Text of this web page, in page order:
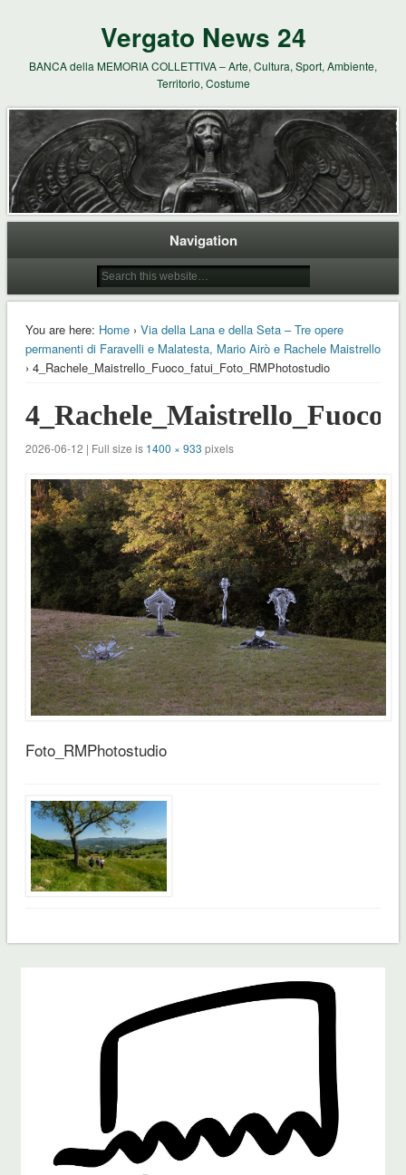
Vergato News 24
BANCA della MEMORIA COLLETTIVA – Arte, Cultura, Sport, Ambiente,
Territorio, Costume
Navigation
You are here: Home› Via della Lana e della Seta – Tre opere
permanenti di Faravelli e Malatesta, Mario Airò e Rachele Maistrello
› 4_Rachele_Maistrello_Fuoco_fatui_Foto_RMPhotostudio
2026-06-12 | Full size is 1400 × 933 pixels
Foto_RMPhotostudio